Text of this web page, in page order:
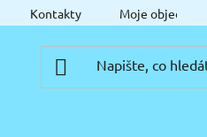
Kontakty Moje objednávka